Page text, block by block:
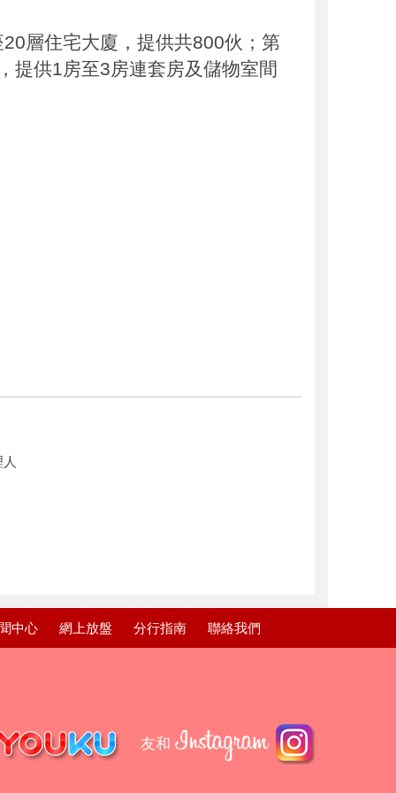
層住宅大廈，提供共800伙；第
提供1房至3房連套房及儲物室間
中心 網上放盤 分行指南 聯絡我們
友和